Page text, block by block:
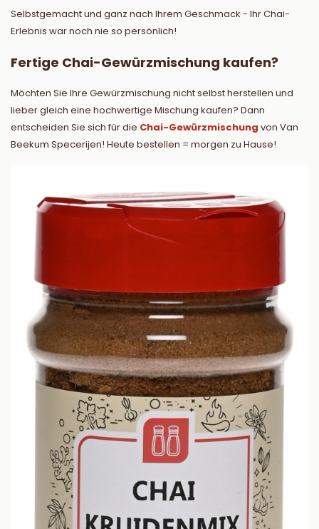
Selbstgemacht und ganz nach Ihrem Geschmack - Ihr Chai-
Erlebnis war noch nie so persönlich!
Fertige Chai-Gewürzmischung kaufen?
Möchten Sie Ihre Gewürzmischung nicht selbst herstellen und
lieber gleich eine hochwertige Mischung kaufen? Dann
entscheiden Sie sich für die Chai-Gewürzmischung von Van
Beekum Specerijen! Heute bestellen = morgen zu Hause!